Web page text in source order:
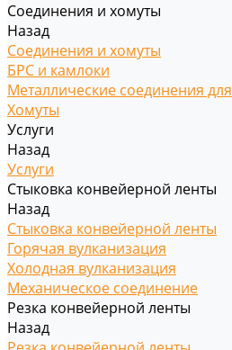
Соединения и хомуты
Назад
Соединения и хомуты
БРС и камлоки
Металлические соединения
Хомуты
Услуги
Назад
Услуги
Стыковка конвейерной ленты
Назад
Стыковка конвейерной ленты
Горячая вулканизация
Холодная вулканизация
Механическое соединение
Резка конвейерной ленты
Назад